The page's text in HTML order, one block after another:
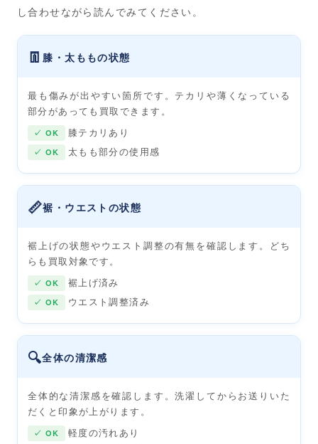
し合わせながら読んでみてください。
👖膝・太ももの状態
最も傷みが出やすい箇所です。テカリや薄くなっている
部分があっても買取できます。
✓ OK 膝テカリあり
✓ OK 太もも部分の使用感
📏裾・ウエストの状態
裾上げの状態やウエスト調整の有無を確認します。どち
らも買取対象です。
✓ OK 裾上げ済み
✓ OK ウエスト調整済み
🔍全体の清潔感
全体的な清潔感を確認します。洗濯してからお送りいた
だくと印象が上がります。
✓ OK 軽度の汚れあり